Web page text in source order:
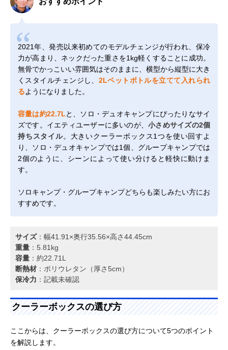
2021年、発売以来初めてのモデルチェンジが行われ、保冷
力が高まり、ネックだった重さを1kg軽くすることに成功。
無骨でかっこいい雰囲気はそのままに、横型から縦型に大き
くスタイルチェンジし、 2Lペットボトルを立てて入れられ
るようになりました。
容量は約22.7Lと、ソロ・デュオキャンプにぴったりなサイ
ズです。イエティユーザーに多いのが、小さめサイズの2個
持ちスタイル。大きいクーラーボックス1つを使い回すよ
り、ソロ・デュオキャンプでは1個、グループキャンプでは
2個のように、シーンによって使い分けると軽快に動けま
す。
ソロキャンプ・グループキャンプどちらも楽しみたい方にお
すすめです。
サイズ：幅41.91×奥行35.56×高さ44.45cm
重量 ：5.81kg
容量 ：約22.71L
断熱材 ：ポリウレタン（厚さ5cm）
保冷力 ：記載未確認
クーラーボックスの選び方
ここからは、クーラーボックスの選び方について5つのポイント
を解説します。